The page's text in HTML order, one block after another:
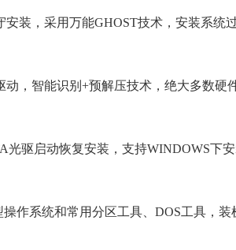
，采用万能GHOST技术，安装系统
智能识别+预解压技术，绝大多数硬
驱启动恢复安装，支持WINDOWS下安
系统和常用分区工具、DOS工具，装